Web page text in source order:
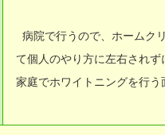
病院で行うので、ホームク
て個人のやり方に左右されず
家庭でホワイトニングを行う